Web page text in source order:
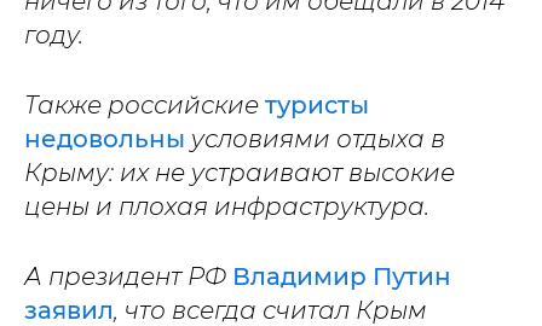
году.
Также российские туристы
недовольны условиями отдыха в
Крыму: их не устраивают высокие
цены и плохая инфраструктура.
А президент РФ Владимир Путин
заявил, что всегда считал Крым